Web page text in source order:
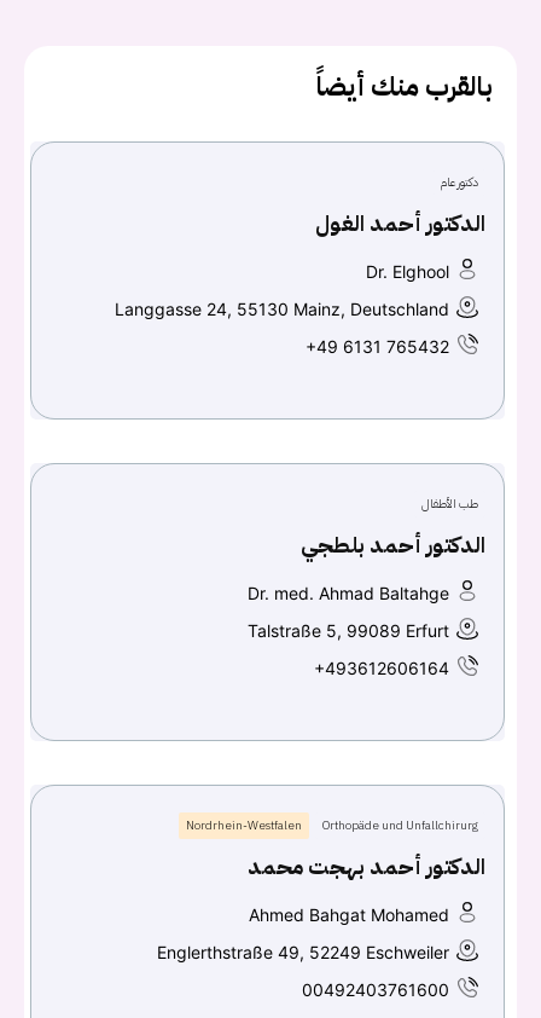
يجب عليك تسجيل الدخول حتى يمكنك طرح سؤال.
Facebook
Continue withGoogle
بالقرب منك أيضاً
دكتور عام
الدكتور أحمد الغول
Dr. Elghool
Langgasse 24, 55130 Mainz, Deutschland
+49 6131 765432
طب الأطفال
الدكتور أحمد بلطجي
Dr. med. Ahmad Baltahge
Talstraße 5, 99089 Erfurt
+493612606164
Orthopäde und Unfallchirurg
Nordrhein-Westfalen
الدكتور أحمد بهجت محمد
Ahmed Bahgat Mohamed
Englerthstraße 49, 52249 Eschweiler
00492403761600